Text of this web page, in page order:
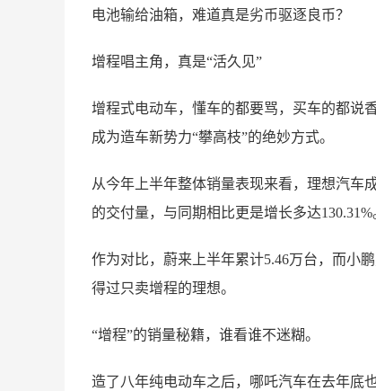
电池输给油箱，难道真是劣币驱逐良币？
增程唱主角，真是“活久见”
增程式电动车，懂车的都要骂，买车的都说
成为造车新势力“攀高枝”的绝妙方式。
从今年上半年整体销量表现来看，理想汽车
的交付量，与同期相比更是增长多达130.31%
作为对比，蔚来上半年累计5.46万台，而小
得过只卖增程的理想。
“增程”的销量秘籍，谁看谁不迷糊。
造了八年纯电动车之后，哪吒汽车在去年底